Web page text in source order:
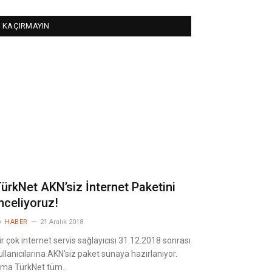
KAÇIRMAYIN
AKN’siz İnternet Paketini
HABER 21 Aralık 2018
çok internet servis sağlayıcısı 31.12.2018 sonrası
AKN’siz paket sunaya hazırlanıyor.
TürkNet tüm…